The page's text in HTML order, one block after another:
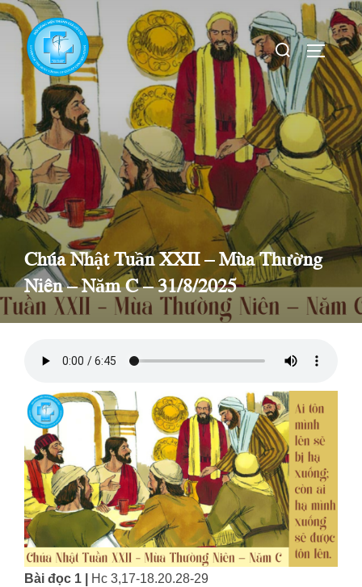
Skip
content
Search
for:
Chúa Nhật Tuần XXII – Mùa Thường
Niên – Năm C – 31/8/2025
Bài đọc 1 | Hc 3,17-18.20.28-29